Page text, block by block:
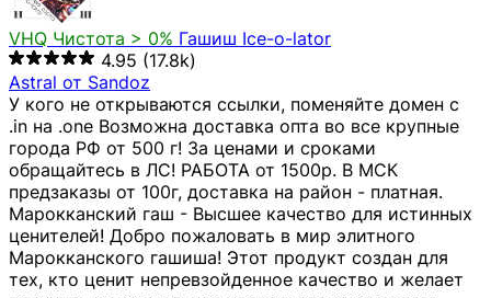
VHQ Чистота > 0% Гашиш Ice-o-lator
4.95 (17.8k)
Astral от Sandoz
У кого не открываются ссылки, поменяйте домен с
.in на .one Возможна доставка опта во все крупные
города РФ от 500 г! За ценами и сроками
обращайтесь в ЛС! РАБОТА от 1500р. В МСК
предзаказы от 100г, доставка на район - платная.
Марокканский гаш - Высшее качество для истинных
ценителей! Добро пожаловать в мир элитного
Марокканского гашиша! Этот продукт создан для
тех, кто ценит непревзойденное качество и желает